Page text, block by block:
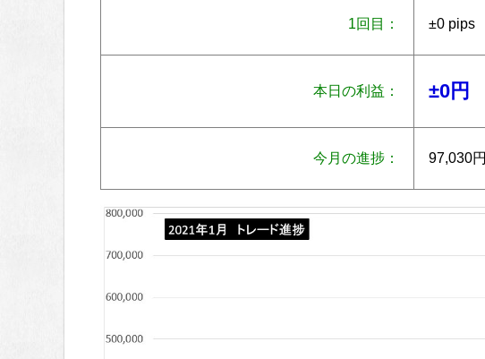
1回目： ±0 pips
本日の利益： ±0円
今月の進捗： 97,030円